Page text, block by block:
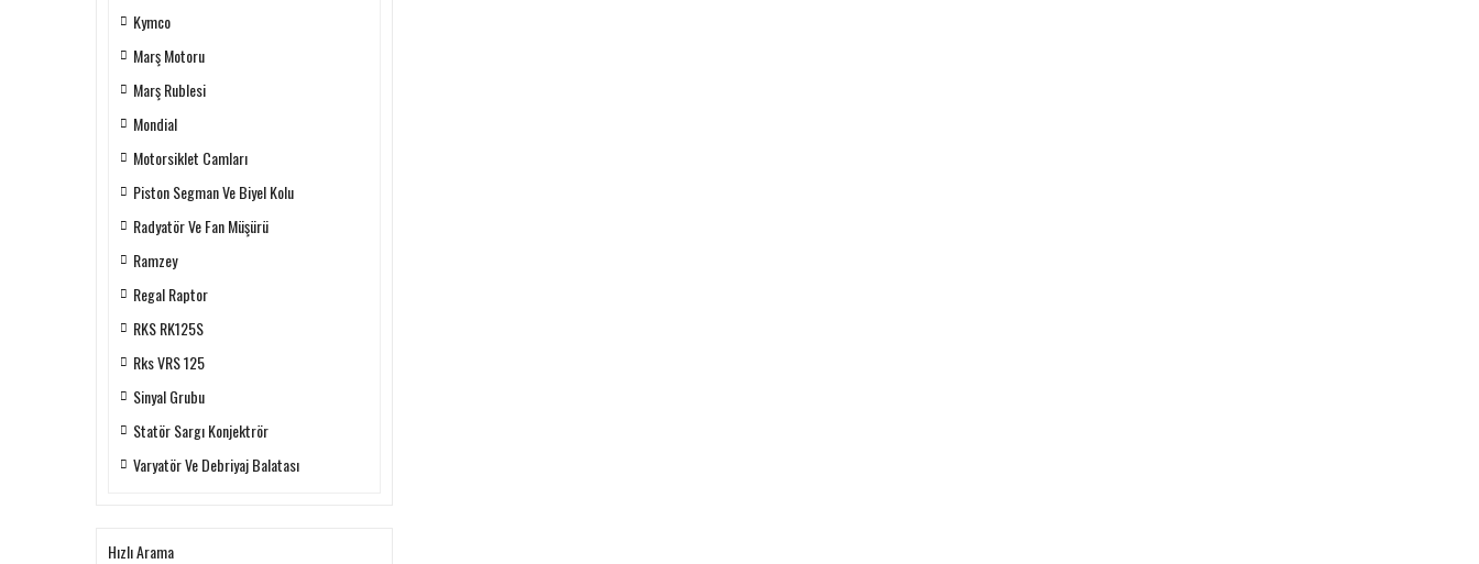
Kymco
Marş Motoru
Marş Rublesi
Mondial
Motorsiklet Camları
Piston Segman Ve Biyel Kolu
Radyatör Ve Fan Müşürü
Ramzey
Regal Raptor
RKS RK125S
Rks VRS 125
Sinyal Grubu
Statör Sargı Konjektrör
Varyatör Ve Debriyaj Balatası
Hızlı Arama